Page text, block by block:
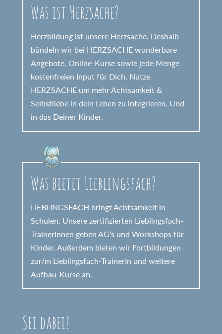
Was ist Herzsache?
Herzbildung ist unsere Herzsache. Deshalb
bündeln wir bei HERZSACHE wunderbare
Angebote, Online-Kurse sowie jede Menge
kostenfreien Input für Dich. Nutze
HERZSACHE um mehr Achtsamkeit &
Selbstliebe in dein Leben zu integrieren. Und
in das Deiner Kinder.
Was bietet Lieblingsfach?
LIEBLINGSFACH bringt Achtsamkeit in
Schulen. Unsere zertifizierten Lieblingsfach-
TrainerInnen geben AG's und Workshops für
Kinder. Außerdem bieten wir Fortbildungen
zur/m Lieblingsfach-TrainerIn und weitere
Aufbau-Kurse an.
Sei dabei!